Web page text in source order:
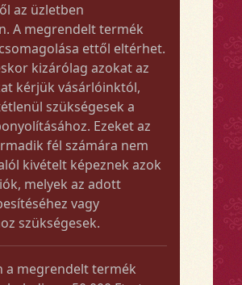
az üzletben
A megrendelt termék
ettől eltérhet.
kizárólag azokat az
kérjük vásárlóinktól,
szükségesek a
Ezeket az
fél számára nem
kivételt képeznek azok
melyek az adott
vagy
szükségesek.
a megrendelt termék